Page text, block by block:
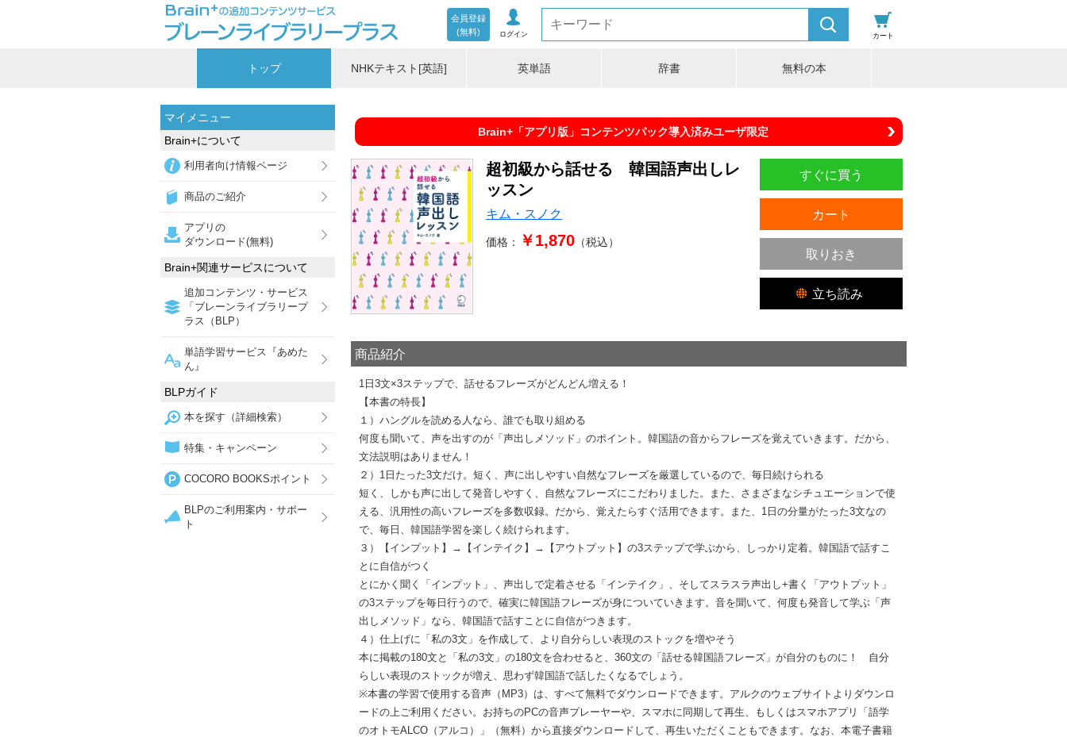
ログイン
会員登録
(無料)
カート
トップ NHKテキスト[英語] 英単語 辞書 無料の本
Brain+「アプリ版」コンテンツパック導入済みユーザ限定
超初級から話せる 韓国語声出しレ
ッスン
キム・スノク
価格： ￥1,870 （税込）
取りおき
立ち読み
すぐに買う
カート
商品紹介
1日3文×3ステップで、話せるフレーズがどんどん増える！
【本書の特長】
１）ハングルを読める人なら、誰でも取り組める
何度も聞いて、声を出すのが「声出しメソッド」のポイント。韓国語の音からフレーズを覚えていきます。だから、
文法説明はありません！
２）1日たった3文だけ。短く、声に出しやすい自然なフレーズを厳選しているので、毎日続けられる
短く、しかも声に出して発音しやすく、自然なフレーズにこだわりました。また、さまざまなシチュエーションで使
える、汎用性の高いフレーズを多数収録。だから、覚えたらすぐ活用できます。また、1日の分量がたった3文なの
で、毎日、韓国語学習を楽しく続けられます。
３）【インプット】→【インテイク】→【アウトプット】の3ステップで学ぶから、しっかり定着。韓国語で話すこ
とに自信がつく
とにかく聞く「インプット」、声出しで定着させる「インテイク」、そしてスラスラ声出し+書く「アウトプット」
の3ステップを毎日行うので、確実に韓国語フレーズが身についていきます。音を聞いて、何度も発音して学ぶ「声
出しメソッド」なら、韓国語で話すことに自信がつきます。
４）仕上げに「私の3文」を作成して、より自分らしい表現のストックを増やそう
本に掲載の180文と「私の3文」の180文を合わせると、360文の「話せる韓国語フレーズ」が自分のものに！ 自分
らしい表現のストックが増え、思わず韓国語で話したくなるでしょう。
※本書の学習で使用する音声（MP3）は、すべて無料でダウンロードできます。アルクのウェブサイトよりダウンロ
ードの上ご利用ください。お持ちのPCの音声プレーヤーや、スマホに同期して再生、もしくはスマホアプリ「語学
のオトモALCO（アルコ）」（無料）から直接ダウンロードして、再生いただくこともできます。なお、本電子書籍
マイメニュー
Brain+について
利用者向け情報ページ
商品のご紹介
アプリの
ダウンロード(無料)
Brain+関連サービスについて
追加コンテンツ・サービス
「ブレーンライブラリープ
ラス（BLP）
単語学習サービス『あめた
ん』
BLPガイド
本を探す（詳細検索）
特集・キャンペーン
COCORO BOOKSポイント
BLPのご利用案内・サポー
ト